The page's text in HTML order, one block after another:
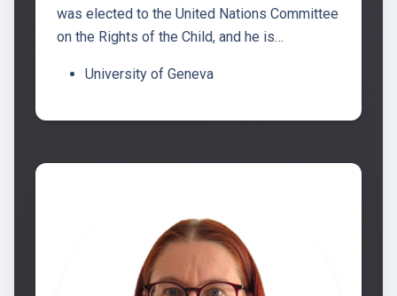
was elected to the United Nations Committee
on the Rights of the Child, and he is…
University of Geneva